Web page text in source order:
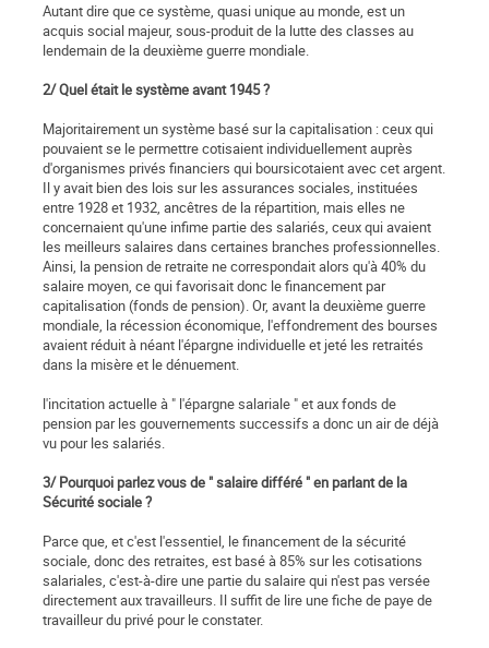
Autant dire que ce système, quasi unique au monde, est un
acquis social majeur, sous-produit de la lutte des classes au
lendemain de la deuxième guerre mondiale.
2/ Quel était le système avant 1945 ?
Majoritairement un système basé sur la capitalisation : ceux qui
pouvaient se le permettre cotisaient individuellement auprès
d'organismes privés financiers qui boursicotaient avec cet argent.
Il y avait bien des lois sur les assurances sociales, instituées
entre 1928 et 1932, ancêtres de la répartition, mais elles ne
concernaient qu'une infime partie des salariés, ceux qui avaient
les meilleurs salaires dans certaines branches professionnelles.
Ainsi, la pension de retraite ne correspondait alors qu'à 40% du
salaire moyen, ce qui favorisait donc le financement par
capitalisation (fonds de pension). Or, avant la deuxième guerre
mondiale, la récession économique, l'effondrement des bourses
avaient réduit à néant l'épargne individuelle et jeté les retraités
dans la misère et le dénuement.
l'incitation actuelle à " l'épargne salariale " et aux fonds de
pension par les gouvernements successifs a donc un air de déjà
vu pour les salariés.
3/ Pourquoi parlez vous de " salaire différé " en parlant de la
Sécurité sociale ?
Parce que, et c'est l'essentiel, le financement de la sécurité
sociale, donc des retraites, est basé à 85% sur les cotisations
salariales, c'est-à-dire une partie du salaire qui n'est pas versée
directement aux travailleurs. Il suffit de lire une fiche de paye de
travailleur du privé pour le constater.